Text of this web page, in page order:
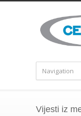
Vijesti iz